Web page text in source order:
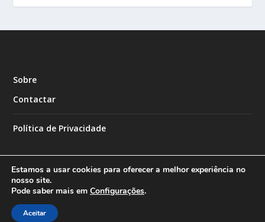
Sobre
Contactar
Política de Privacidade
Designed by
Estamos a usar cookies para oferecer a melhor experiência no
nosso site.
Pode saber mais em Configurações.
Aceitar